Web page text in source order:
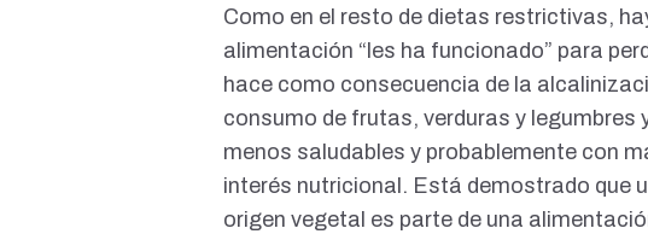
Como en el resto de dietas restrictivas,
alimentación “les ha funcionado” para
hace como consecuencia de la
consumo de frutas, verduras y legumbres
menos saludables y probablemente con
interés nutricional. Está demostrado que
origen vegetal es parte de una